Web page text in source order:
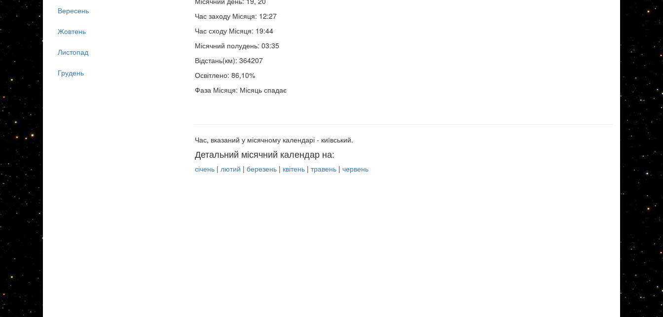
Час заходу Місяця: 12:27
Час сходу Місяця: 19:44
Місячний полудень: 03:35
Відстань(км): 364207
Освітлено: 86,10%
Фаза Місяця: Місяць спадає
Час, вказаний у місячному календарі - київський.
Детальний місячний календар на:
січень| лютий | березень| квітень| травень| червень
Вересень
Жовтень
Листопад
Грудень